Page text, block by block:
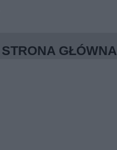
STRONA GŁÓWNA